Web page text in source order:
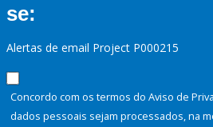
se:
Alertas de email Project P000215
Concordo com os termos do Aviso de
dados pessoais sejam processados, na